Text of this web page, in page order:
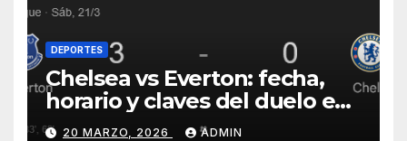
DEPORTES
Chelsea vs Everton: fecha,
horario y claves del duelo en
Stamford Bridge
20 MARZO, 2026 ADMIN